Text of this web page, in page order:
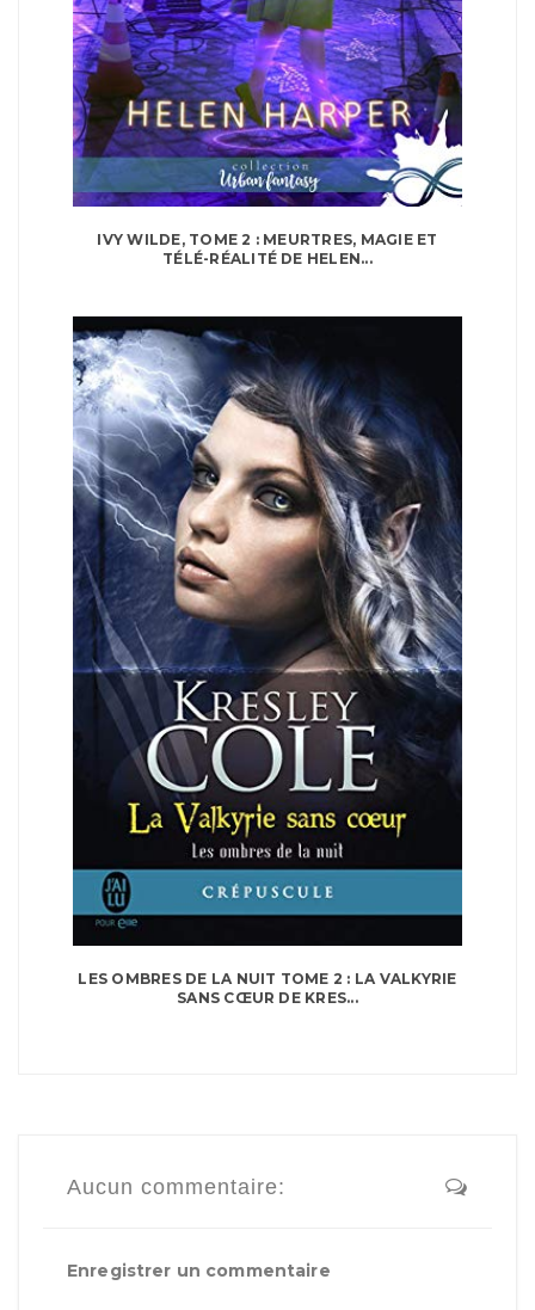
IVY WILDE, TOME 2 : MEURTRES, MAGIE ET
TÉLÉ-RÉALITÉ DE HELEN...
LES OMBRES DE LA NUIT TOME 2 : LA VALKYRIE
SANS CŒUR DE KRES...
Aucun commentaire:
Enregistrer un commentaire